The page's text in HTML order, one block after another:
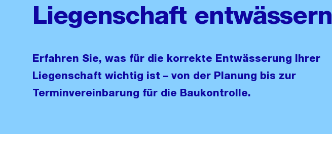
Liegenschaft entwässern
Erfahren Sie, was für die korrekte Entwässerung Ihrer
Liegenschaft wichtig ist – von der Planung bis zur
Terminvereinbarung für die Baukontrolle.